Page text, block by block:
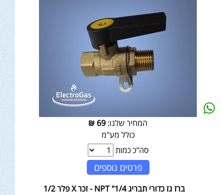
המחיר שלנו: 69
₪
כולל מע"מ
סה"כ כמות
פרטים נוספים
ברז גז כדורי תבריג NPT "1/4 - זכר X פלר 1/2